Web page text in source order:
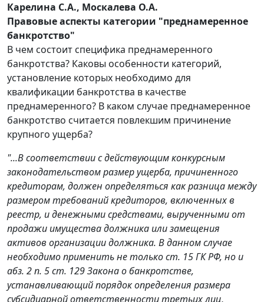
Карелина С.А., Москалева О.А.
Правовые аспекты категории "преднамеренное
банкротство"
В чем состоит специфика преднамеренного
банкротства? Каковы особенности категорий,
установление которых необходимо для
квалификации банкротства в качестве
преднамеренного? В каком случае преднамеренное
банкротство считается повлекшим причинение
крупного ущерба?
"...В соответствии с действующим конкурсным
законодательством размер ущерба, причиненного
кредиторам, должен определяться как разница между
размером требований кредиторов, включенных в
реестр, и денежными средствами, вырученными от
продажи имущества должника или замещения
активов организации должника. В данном случае
необходимо применить не только ст. 15 ГК РФ, но и
абз. 2 п. 5 ст. 129 Закона о банкротстве,
устанавливающий порядок определения размера
субсидиарной ответственности третьих лиц,